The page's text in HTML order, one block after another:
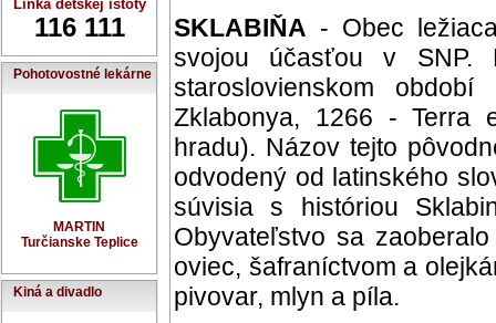
Linka detskej istoty
116 111
Pohotovostné lekárne
MARTIN
Turčianske Teplice
Kiná a divadlo
SKLABIŇA - Obec
svojou účasťou v SNP.
staroslovienskom
Zklabonya, 1266 - Terra
hradu). Názov tejto
odvodený od latinského
súvisia s históriou
Obyvateľstvo sa
oviec, šafraníctvom a
pivovar, mlyn a píla.